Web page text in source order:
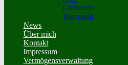
Girokonto
Tagesgeld
News
Über mich
Kontakt
Impressum
Vermögensverwaltung